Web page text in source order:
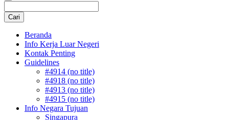
Beranda
Info Kerja Luar Negeri
Kontak Penting
Guidelines
#4914 (no title)
#4918 (no title)
#4913 (no title)
#4915 (no title)
Info Negara Tujuan
Singapura